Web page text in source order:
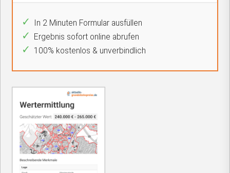
In 2 Minuten Formular ausfüllen
Ergebnis sofort online abrufen
100% kostenlos & unverbindlich